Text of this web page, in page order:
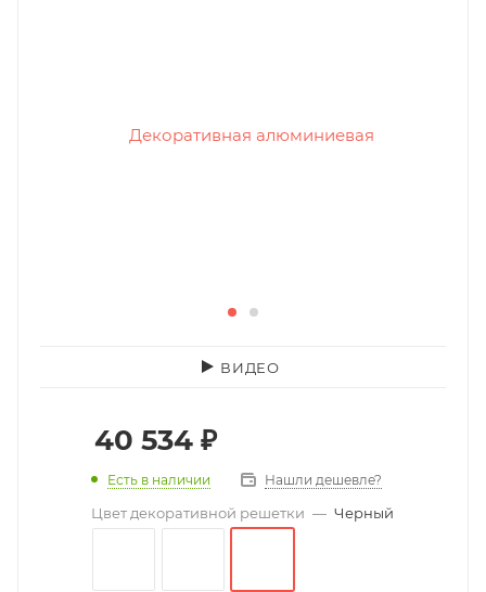
ВИДЕО
40 534 ₽
Есть в наличии Нашли дешевле?
Цвет декоративной решетки — Черный